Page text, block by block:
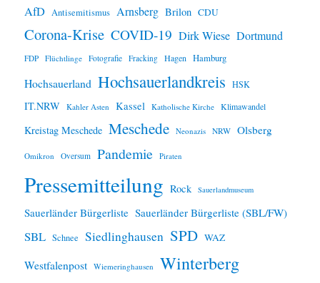
AfD Antisemitismus Arnsberg Brilon CDU
Corona-Krise COVID-19 Dirk Wiese Dortmund
FDP Flüchtlinge Fotografie Fracking Hagen Hamburg
Hochsauerland Hochsauerlandkreis HSK
IT.NRW Kahler Asten Kassel Katholische Kirche Klimawandel
Kreistag Meschede Meschede Neonazis NRW Olsberg
Omikron Oversum Pandemie Piraten
Pressemitteilung Rock Sauerlandmuseum
Sauerländer Bürgerliste Sauerländer Bürgerliste (SBL/FW)
SBL Schnee Siedlinghausen SPD WAZ
Westfalenpost Wiemeringhausen Winterberg